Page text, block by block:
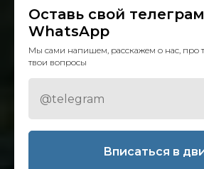
Оставь свой
WhatsApp
Мы сами напишем, расскажем о нас, про
твои вопросы
Вписаться в